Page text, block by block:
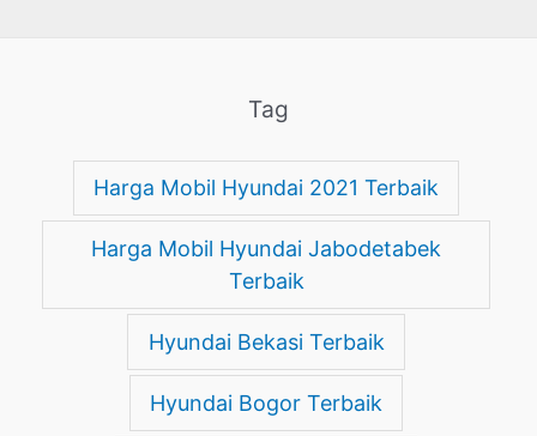
Tag
Harga Mobil Hyundai 2021 Terbaik
Harga Mobil Hyundai Jabodetabek
Terbaik
Hyundai Bekasi Terbaik
Hyundai Bogor Terbaik